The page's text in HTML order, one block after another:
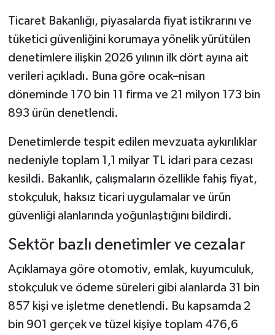
Ticaret Bakanlığı, piyasalarda fiyat istikrarını ve
tüketici güvenliğini korumaya yönelik yürütülen
denetimlere ilişkin 2026 yılının ilk dört ayına ait
verileri açıkladı. Buna göre ocak–nisan
döneminde 170 bin 11 firma ve 21 milyon 173 bin
893 ürün denetlendi.
Denetimlerde tespit edilen mevzuata aykırılıklar
nedeniyle toplam 1,1 milyar TL idari para cezası
kesildi. Bakanlık, çalışmaların özellikle fahiş fiyat,
stokçuluk, haksız ticari uygulamalar ve ürün
güvenliği alanlarında yoğunlaştığını bildirdi.
Sektör bazlı denetimler ve cezalar
Açıklamaya göre otomotiv, emlak, kuyumculuk,
stokçuluk ve ödeme süreleri gibi alanlarda 31 bin
857 kişi ve işletme denetlendi. Bu kapsamda 2
bin 901 gerçek ve tüzel kişiye toplam 476,6